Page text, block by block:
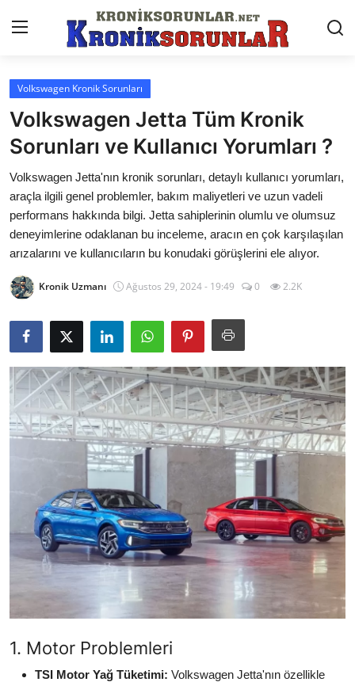
Anasayfa
Markalar
İletişim
Trafik & Cezalar
Sigorta & Kasko
Vergi & ÖTV & MTV
Sorgulamalar
İkinci El & Alım-Satım
Bakım & Arıza Çözümleri
Elektrikli & Hibrit
Kiralama & Filo
Sürüş & Güvenlik
Lastik & Jant
Yağlar & Sıvılar
LPG & Yakıt
Elektrik & Akü
Volkswagen Kronik Sorunları
Volkswagen Jetta Tüm Kronik
Sorunları ve Kullanıcı Yorumları ?
Volkswagen Jetta'nın kronik sorunları, detaylı kullanıcı yorumları,
araçla ilgili genel problemler, bakım maliyetleri ve uzun vadeli
performans hakkında bilgi. Jetta sahiplerinin olumlu ve olumsuz
deneyimlerine odaklanan bu inceleme, aracın en çok karşılaşılan
arızalarını ve kullanıcıların bu konudaki görüşlerini ele alıyor.
Kronik Uzmanı Ağustos 29, 2024 - 19:49 0 2.2K
1. Motor Problemleri
TSI Motor Yağ Tüketimi: Volkswagen Jetta'nın özellikle